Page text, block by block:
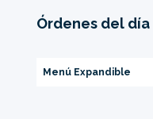
Órdenes del día
Menú Expandible